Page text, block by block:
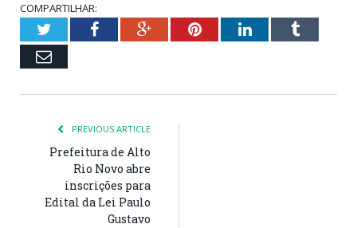
COMPARTILHAR:
TwitterFacebookGoogle+PinterestLinkedInTumblr
Email
PREVIOUS ARTICLE
Prefeitura de Alto
Rio Novo abre
inscrições para
Edital da Lei Paulo
Gustavo